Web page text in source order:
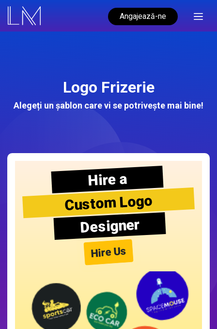
Angajează-ne
Logo Frizerie
Alegeți un șablon care vi se potrivește mai bine!
Hire a
Custom Logo
Designer
Hire Us